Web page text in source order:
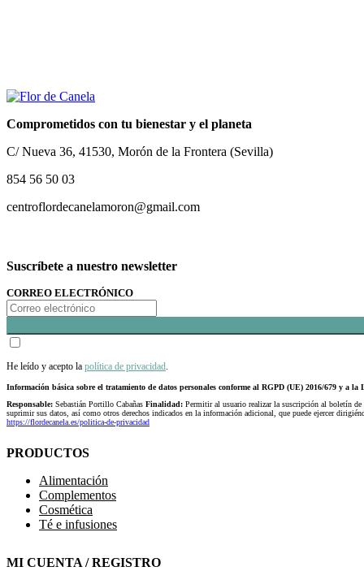
Comprometidos con tu bienestar y el planeta
C/ Nueva 36, 41530, Morón de la Frontera (Sevilla)
854 56 50 03
centroflordecanelamoron@gmail.com
Suscríbete a nuestro newsletter
CORREO ELECTRÓNICO
He leído y acepto la política de privacidad
Información básica sobre el tratamiento de datos personales conforme al RGPD (UE) 2016/679 y a la
Responsable: Sebastián Portillo Cabañas Finalidad: Permitir al usuario realizar la suscripción al boletín
suprimir sus datos, así como otros derechos indicados en la información adicional, que puede ejercer
https://flordecanela.es/politica-de-privacidad
PRODUCTOS
Alimentación
Complementos
Cosmética
Té e infusiones
MI CUENTA / REGISTRO